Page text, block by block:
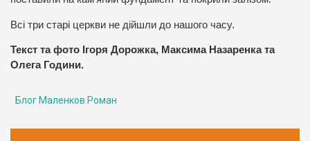
Всі три старі церкви не дійшли до нашого часу.
Текст та фото Ігоря Дорожка, Максима Назаренка та
Олега Години.
Блог Маленков Роман